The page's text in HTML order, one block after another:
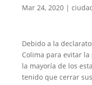
Mar 24, 2020|
Debido a la
Colima para evitar la
la mayoría de los
tenido que cerrar